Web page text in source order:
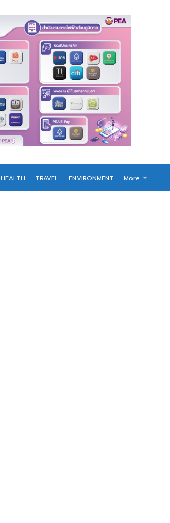
HEALTH TRAVEL ENVIRONMENT More